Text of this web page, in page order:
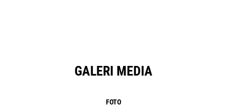
GALERI MEDIA
FOTO